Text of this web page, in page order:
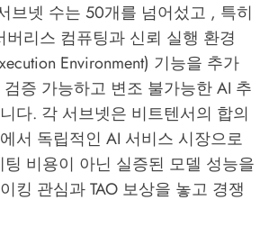
브넷 수는 50개를 넘어섰고 , 특히
버리스 컴퓨팅과 신뢰 실행 환경
Environment) 기능을 추가
증 가능하고 변조 불가능한 AI 추
다. 각 서브넷은 비트텐서의 합의
서 독립적인 AI 서비스 시장으로
비용이 아닌 실증된 모델 성능을
킹 관심과 TAO 보상을 놓고 경쟁